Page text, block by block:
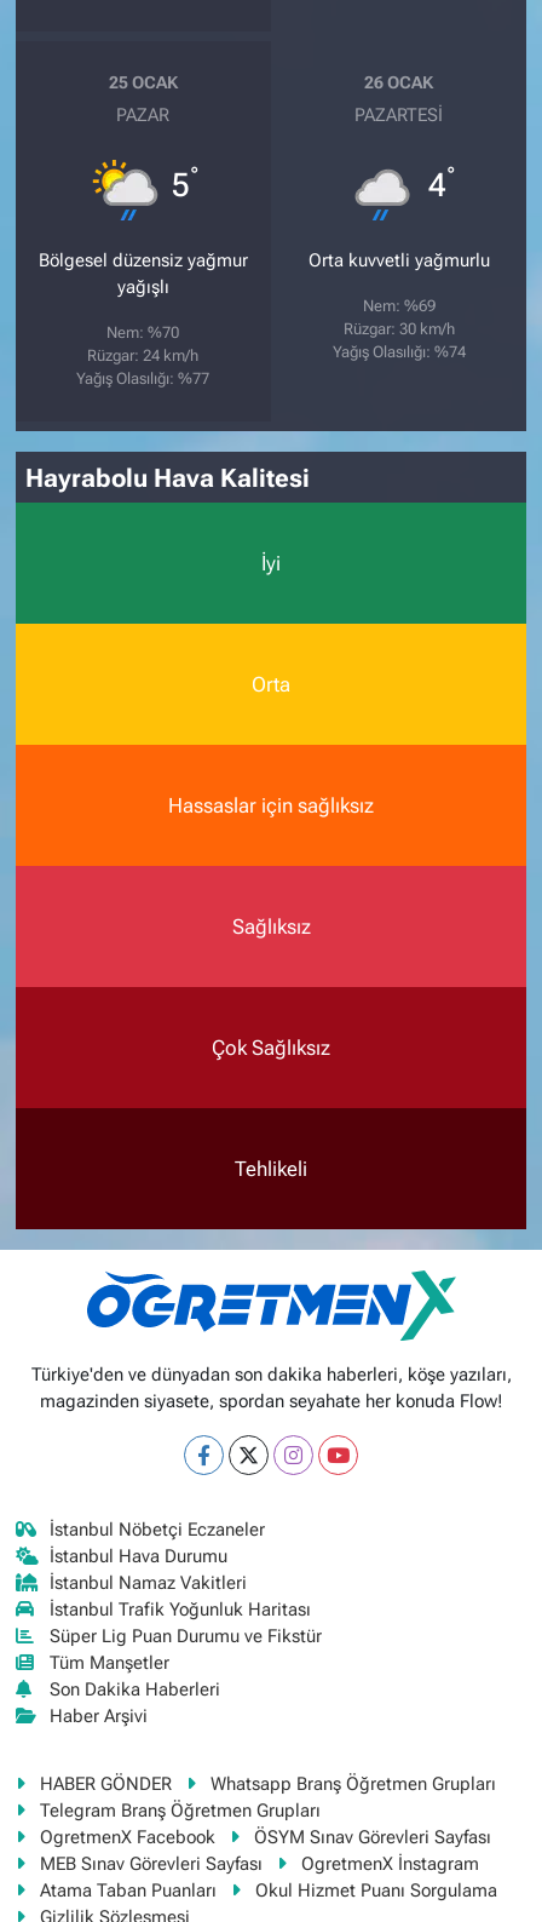
25 OCAK
PAZAR
5°
Bölgesel düzensiz yağmur
yağışlı
Nem: %70
Rüzgar: 24 km/h
Yağış Olasılığı: %77
26 OCAK
PAZARTESI
4°
Orta kuvvetli yağmurlu
Nem: %69
Rüzgar: 30 km/h
Yağış Olasılığı: %74
Hayrabolu Hava Kalitesi
İyi
Orta
Hassaslar için sağlıksız
Sağlıksız
Çok Sağlıksız
Tehlikeli
Türkiye'den ve dünyadan son dakika haberleri, köşe yazıları,
magazinden siyasete, spordan seyahate her konuda Flow!
İstanbul Nöbetçi Eczaneler
İstanbul Hava Durumu
İstanbul Namaz Vakitleri
İstanbul Trafik Yoğunluk Haritası
Süper Lig Puan Durumu ve Fikstür
Tüm Manşetler
Son Dakika Haberleri
Haber Arşivi
HABER GÖNDER
Whatsapp Branş Öğretmen Grupları
Telegram Branş Öğretmen Grupları
OgretmenX Facebook
ÖSYM Sınav Görevleri Sayfası
MEB Sınav Görevleri Sayfası
OgretmenX İnstagram
Atama Taban Puanları
Okul Hizmet Puanı Sorgulama
Gizlilik Sözleşmesi